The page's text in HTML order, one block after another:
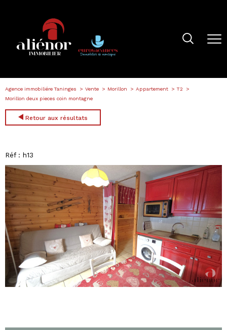
Agence immobiliére Taninges Vente Morillon Appartement
T2
Morillon deux pieces coin montagne
Retour aux résultats
Réf : h13